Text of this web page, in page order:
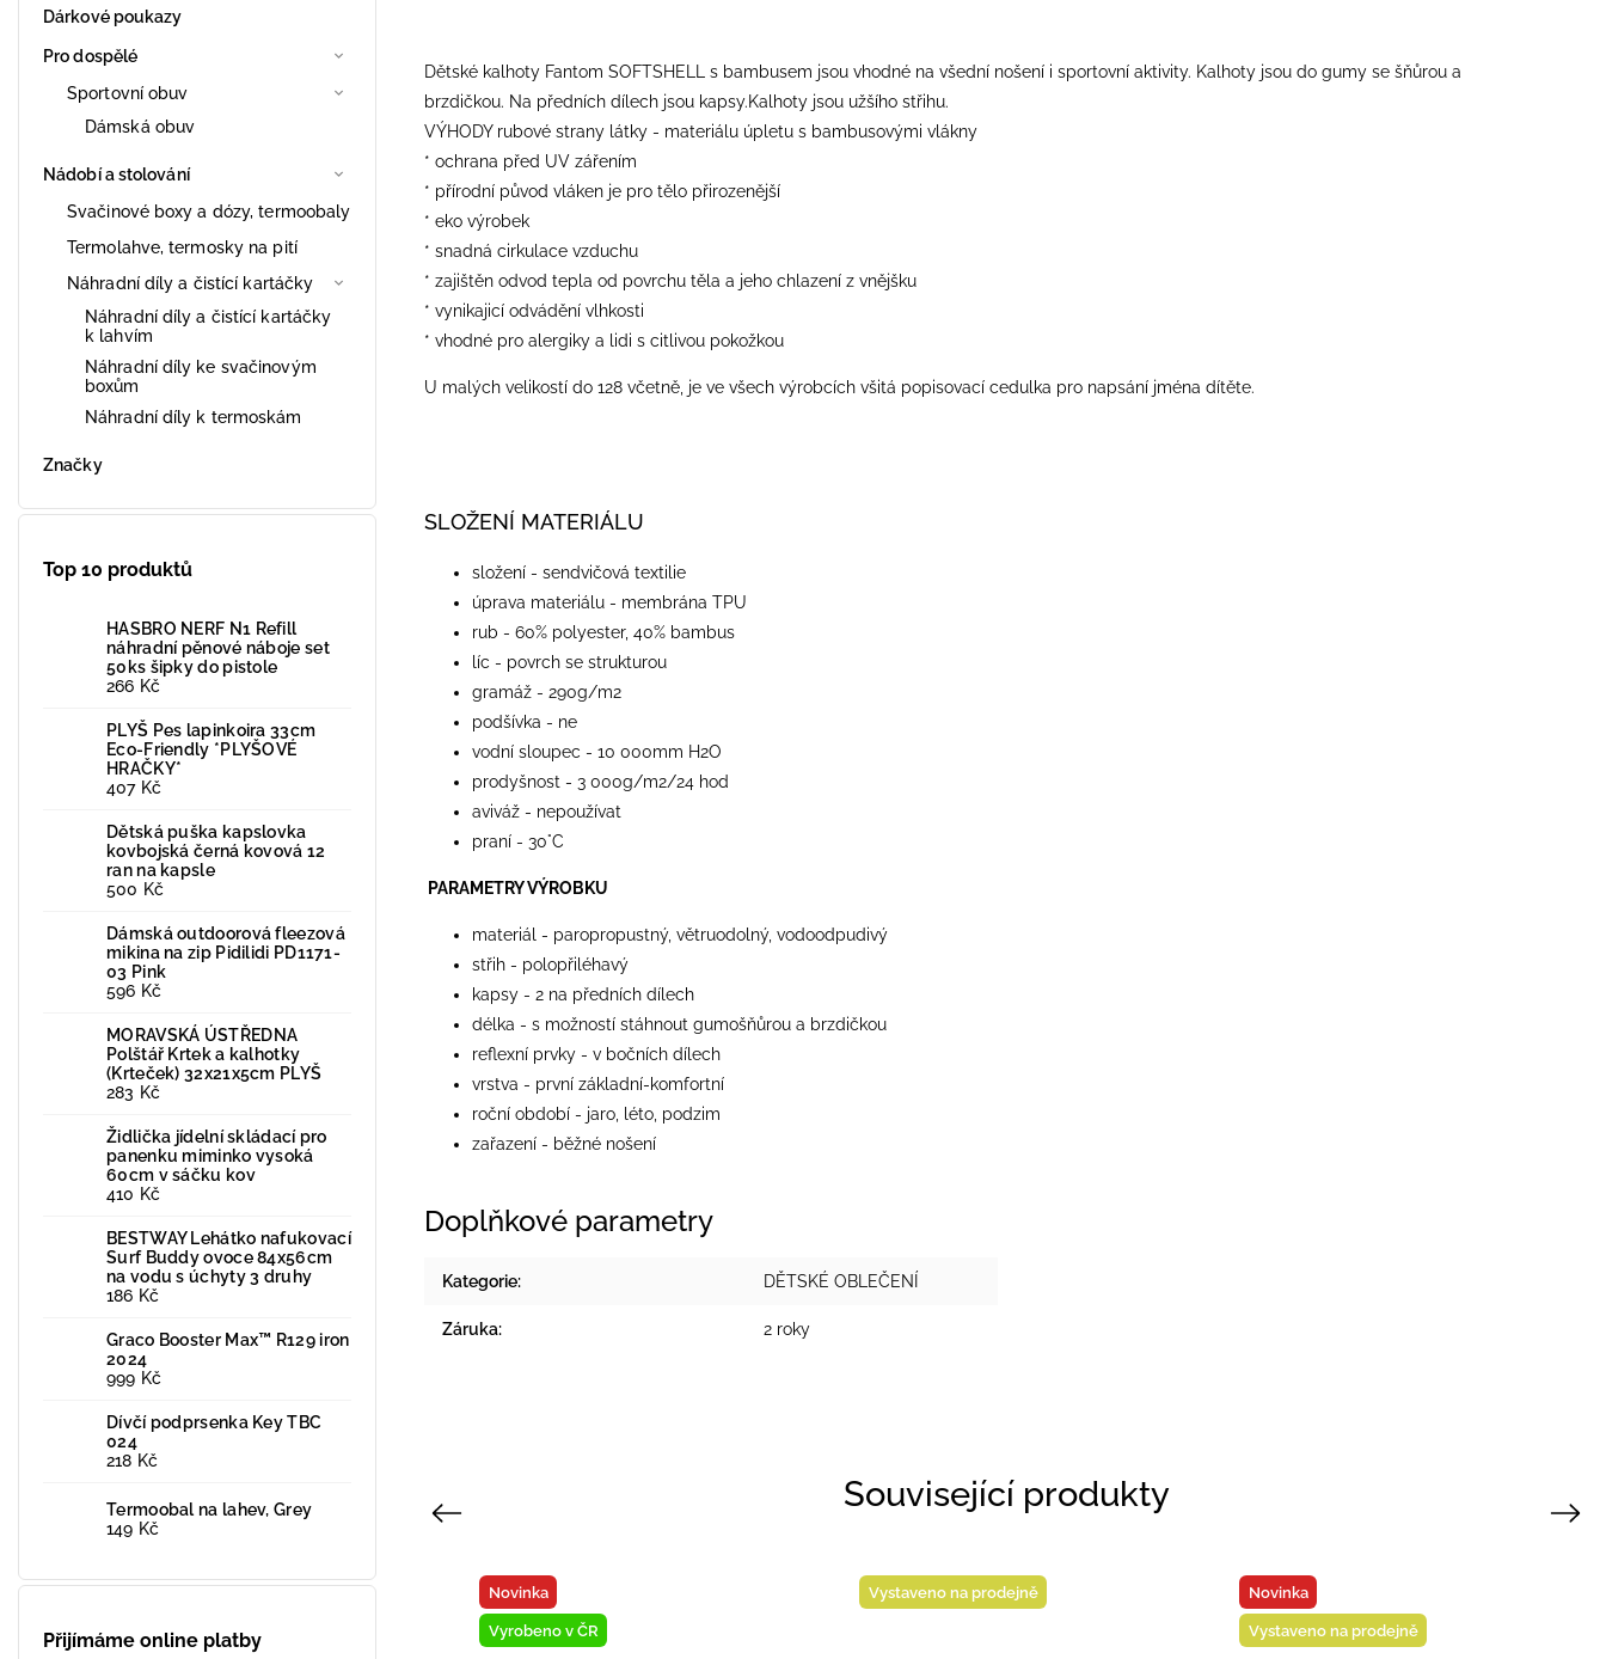
Dárkové poukazy
Pro dospělé
Sportovní obuv
Dámská obuv
Nádobí a stolování
Svačinové boxy a dózy, termoobaly
Termolahve, termosky na pití
Náhradní díly a čistící kartáčky
Náhradní díly a čistící kartáčky
k lahvím
Náhradní díly ke svačinovým
boxům
Náhradní díly k termoskám
Značky
Top 10 produktů
HASBRO NERF N1 Refill
náhradní pěnové náboje set
50ks šipky do pistole
266 Kč
PLYŠ Pes lapinkoira 33cm
Eco-Friendly *PLYŠOVÉ
HRAČKY*
407 Kč
Dětská puška kapslovka
kovbojská černá kovová 12
ran na kapsle
500 Kč
Dámská outdoorová fleezová
mikina na zip Pidilidi PD1171-
03 Pink
596 Kč
MORAVSKÁ ÚSTŘEDNA
Polštář Krtek a kalhotky
(Krteček) 32x21x5cm PLYŠ
283 Kč
Židlička jídelní skládací pro
panenku miminko vysoká
60cm v sáčku kov
410 Kč
BESTWAY Lehátko nafukovací
Surf Buddy ovoce 84x56cm
na vodu s úchyty 3 druhy
186 Kč
Graco Booster Max™ R129 iron
2024
999 Kč
Dívčí podprsenka Key TBC
024
218 Kč
Termoobal na lahev, Grey
149 Kč
Přijímáme online platby
Dětské kalhoty Fantom SOFTSHELL s bambusem jsou vhodné na všední nošení i sportovní aktivity. Kalhoty jsou do gumy se šňůrou a
brzdičkou. Na předních dílech jsou kapsy.Kalhoty jsou užšího střihu.
VÝHODY rubové strany látky - materiálu úpletu s bambusovými vlákny
* ochrana před UV zářením
* přírodní původ vláken je pro tělo přirozenější
* eko výrobek
* snadná cirkulace vzduchu
* zajištěn odvod tepla od povrchu těla a jeho chlazení z vnějšku
* vynikajicí odvádění vlhkosti
* vhodné pro alergiky a lidi s citlivou pokožkou
U malých velikostí do 128 včetně, je ve všech výrobcích všitá popisovací cedulka pro napsání jména dítěte.
SLOŽENÍ MATERIÁLU
složení - sendvičová textilie
úprava materiálu - membrána TPU
rub - 60% polyester, 40% bambus
líc - povrch se strukturou
gramáž - 290g/m2
podšívka - ne
vodní sloupec - 10 000mm H2O
prodyšnost - 3 000g/m2/24 hod
aviváž - nepoužívat
praní - 30°C
PARAMETRY VÝROBKU
materiál - paropropustný, větruodolný, vodoodpudivý
střih - polopřiléhavý
kapsy - 2 na předních dílech
délka - s možností stáhnout gumošňůrou a brzdičkou
reflexní prvky - v bočních dílech
vrstva - první základní-komfortní
roční období - jaro, léto, podzim
zařazení - běžné nošení
Doplňkové parametry
Kategorie: DĚTSKÉ OBLEČENÍ
Záruka: 2 roky
Související produkty
Previous
Novinka
Vystaveno na prodejně
Novinka
Vystaveno na prodejně
Novinka Vystaveno na prodejně
Next